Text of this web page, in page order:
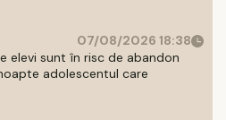
07/08/2026 18:38
elevi sunt în risc de abandon
adolescentul care